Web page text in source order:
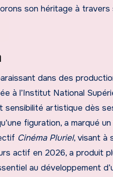
son héritage à
dans des
à l’Institut National
sensibilité artistique dès
figuration, a marqué
Cinéma Pluriel, visant à
actif en 2026, a produit
au développement